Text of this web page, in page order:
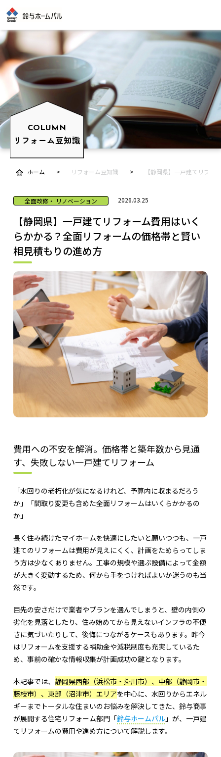
COLUMN
リフォーム豆知識
ホーム リフォーム豆知識 【静岡県】一戸建てリフ
全面改修・ リノベーション 2026.03.25
【静岡県】一戸建てリフォーム費用はいく
らかかる？全面リフォームの価格帯と賢い
相見積もりの進め方
費用への不安を解消。価格帯と築年数から見通
す、失敗しない一戸建てリフォーム
「水回りの老朽化が気になるけれど、予算内に収まるだろう
か」「間取り変更も含めた全面リフォームはいくらかかるの
か」
長く住み続けたマイホームを快適にしたいと願いつつも、一戸
建てのリフォームは費用が見えにくく、計画をためらってしま
う方は少なくありません。工事の規模や選ぶ設備によって金額
が大きく変動するため、何から手をつければよいか迷うのも当
然です。
目先の安さだけで業者やプランを選んでしまうと、壁の内側の
劣化を見落としたり、住み始めてから見えないインフラの不便
さに気づいたりして、後悔につながるケースもあります。昨今
はリフォームを支援する補助金や減税制度も充実しているた
め、事前の確かな情報収集が計画成功の鍵となります。
本記事では、 静岡県西部（浜松市・掛川市）、中部（静岡市・
藤枝市）、東部（沼津市）エリアを中心に、水回りからエネル
ギーまでトータルな住まいのお悩みを解決してきた、鈴与商事
が展開する住宅リフォーム部門「鈴与ホームパル」が、一戸建
てリフォームの費用や進め方について解説します。